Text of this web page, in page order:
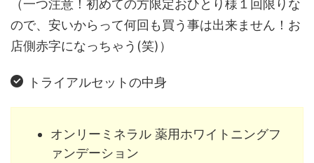
（一つ注意！初めての方限定おひとり様１回限りな
ので、安いからって何回も買う事は出来ません！お
店側赤字になっちゃう(笑)）
トライアルセットの中身
オンリーミネラル 薬用ホワイトニングフ
ァンデーション